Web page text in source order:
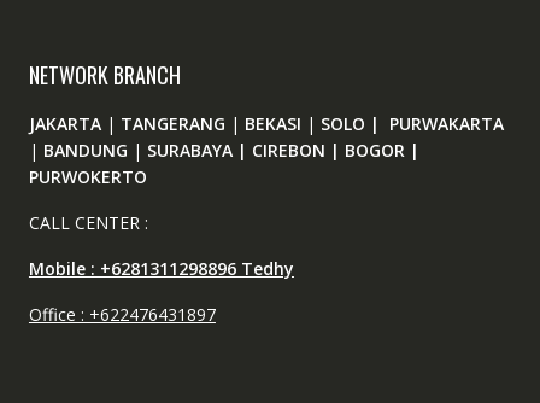
NETWORK BRANCH
JAKARTA| TANGERANG | BEKASI | SOLO | PURWAKARTA
| BANDUNG | SURABAYA | CIREBON | BOGOR |
PURWOKERTO
CALL CENTER :
Mobile : +6281311298896 Tedhy
Office : +622476431897